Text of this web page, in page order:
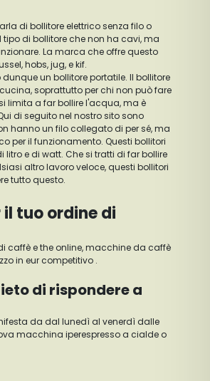
di bollitore elettrico senza filo o
di bollitore che non ha cavi, ma
La marca che offre questo
hobs, jug, e kif.
un bollitore portatile. Il bollitore
soprattutto per chi non può fare
limita a far bollire l'acqua, ma è
di seguito nel nostro sito sono
hanno un filo collegato di per sé, ma
per il funzionamento. Questi bollitori
e di watt. Che si tratti di far bollire
altro lavoro veloce, questi bollitori
tutto questo.
tuo ordine di
caffè e the online, macchine da caffè
in eur competitivo .
di rispondere a
da dal lunedì al venerdì dalle
macchina iperespresso a cialde o